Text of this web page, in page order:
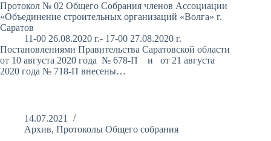
Протокол № 02 Общего Собрания членов Ассоциации
«Объединение строительных организаций «Волга» г.
Саратов
11-00 26.08.2020 г.- 17-00 27.08.2020 г.
Постановлениями Правительства Саратовской области
от 10 августа 2020 года № 678-П и от 21 августа
2020 года № 718-П внесены…
14.07.2021
Архив, Протоколы Общего собрания